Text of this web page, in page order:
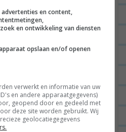
02/10/2013 op 09:42
echt? Ik doe het er vaak
01/10/2013 op 05:31
en content,
en ontwikkeling van diensten
opslaan en/of openen
verwerkt en informatie van uw
en andere apparaatgegevens)
geopend door en gedeeld met
deze site worden gebruikt. Wij
geolocatiegegevens